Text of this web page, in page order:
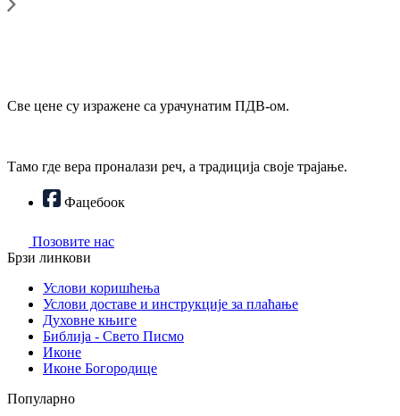
Све цене су изражене са урачунатим ПДВ-ом.
Тамо где вера проналази реч, а традиција своје трајање.
Фацебоок
Позовите нас
Брзи линкови
Услови коришћења
Услови доставе и инструкције за плаћање
Духовне књиге
Библија - Свето Писмо
Иконе
Иконе Богородице
Популарно